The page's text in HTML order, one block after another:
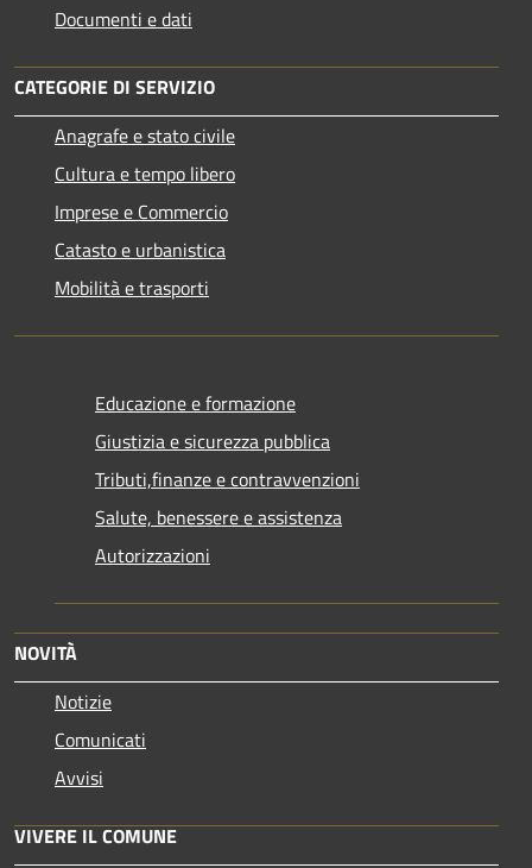
Documenti e dati
CATEGORIE DI SERVIZIO
Anagrafe e stato civile
Cultura e tempo libero
Imprese e Commercio
Catasto e urbanistica
Mobilità e trasporti
Educazione e formazione
Giustizia e sicurezza pubblica
Tributi,finanze e contravvenzioni
Salute, benessere e assistenza
Autorizzazioni
NOVITÀ
Notizie
Comunicati
Avvisi
VIVERE IL COMUNE